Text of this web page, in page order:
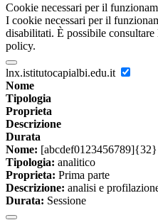
Cookie necessari per il
I cookie necessari per il
disabilitati. È possibile
policy.
lnx.istitutocapialbi.edu.it
Nome
Tipologia
Proprieta
Descrizione
Durata
Nome: [abcdef0123456789]{32}
Tipologia: analitico
Proprieta: Prima parte
Descrizione: analisi e
Durata: Sessione